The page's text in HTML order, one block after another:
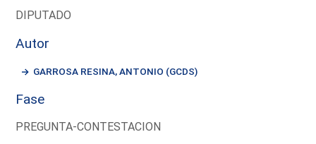
DIPUTADO
Autor
GARROSA RESINA, ANTONIO (GCDS)
Fase
PREGUNTA-CONTESTACION